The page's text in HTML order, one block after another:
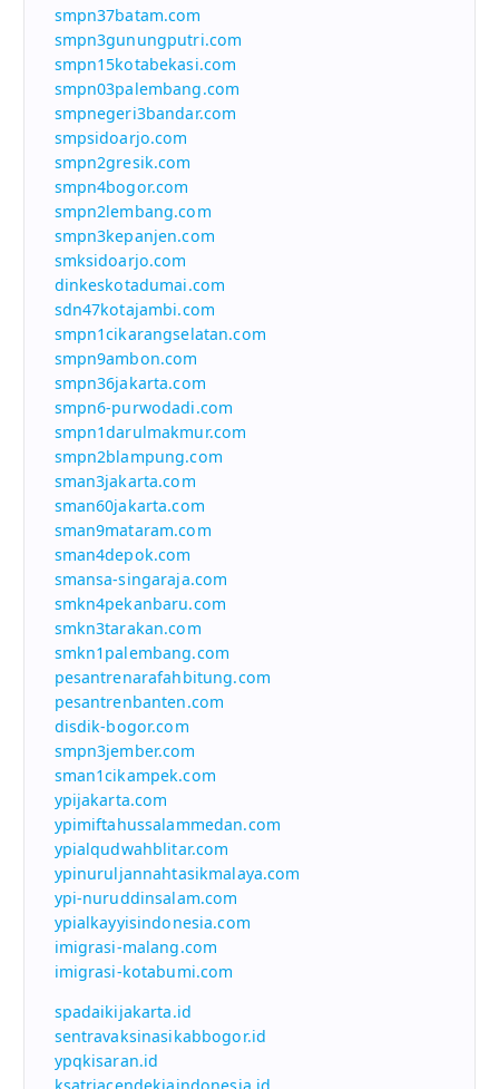
smpn37batam.com
smpn3gunungputri.com
smpn15kotabekasi.com
smpn03palembang.com
smpnegeri3bandar.com
smpsidoarjo.com
smpn2gresik.com
smpn4bogor.com
smpn2lembang.com
smpn3kepanjen.com
smksidoarjo.com
dinkeskotadumai.com
sdn47kotajambi.com
smpn1cikarangselatan.com
smpn9ambon.com
smpn36jakarta.com
smpn6-purwodadi.com
smpn1darulmakmur.com
smpn2blampung.com
sman3jakarta.com
sman60jakarta.com
sman9mataram.com
sman4depok.com
smansa-singaraja.com
smkn4pekanbaru.com
smkn3tarakan.com
smkn1palembang.com
pesantrenarafahbitung.com
pesantrenbanten.com
disdik-bogor.com
smpn3jember.com
sman1cikampek.com
ypijakarta.com
ypimiftahussalammedan.com
ypialqudwahblitar.com
ypinuruljannahtasikmalaya.com
ypi-nuruddinsalam.com
ypialkayyisindonesia.com
imigrasi-malang.com
imigrasi-kotabumi.com
spadaikijakarta.id
sentravaksinasikabbogor.id
ypqkisaran.id